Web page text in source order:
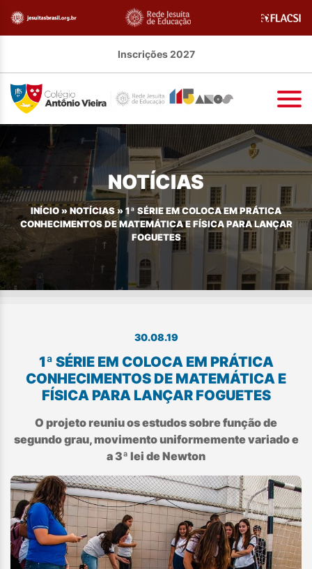
Inscrições 2027
NOTÍCIAS
INÍCIO » NOTÍCIAS» 1ª SÉRIE EM COLOCA EM PRÁTICA
CONHECIMENTOS DE MATEMÁTICA E FÍSICA PARA LANÇAR
FOGUETES
30.08.19
1ª SÉRIE EM COLOCA EM PRÁTICA
CONHECIMENTOS DE MATEMÁTICA E
FÍSICA PARA LANÇAR FOGUETES
O projeto reuniu os estudos sobre função de
segundo grau, movimento uniformemente variado e
a 3ª lei de Newton